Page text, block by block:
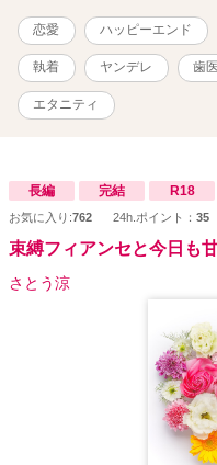
創作世界として温かい目で
への見解は作品内の主人公の
したいわけではありません。
恋愛 ハッピーエンド
執着 ヤンデレ 歯
エタニティ
長編 完結 R18
お気に入り:762 24h.ポイント： 35
束縛フィアンセと今日も
さとう涼